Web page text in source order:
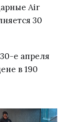
Air
30
е апреля
в 190